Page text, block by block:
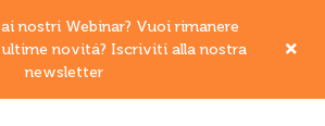
nostri Webinar? Vuoi rimanere
novitá? Iscriviti alla nostra
newsletter